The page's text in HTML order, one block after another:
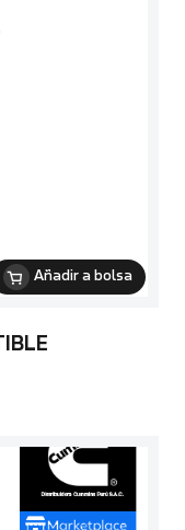
Añadir a bolsa